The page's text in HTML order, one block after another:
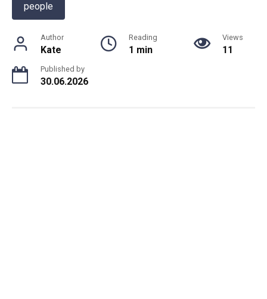
people
Author
Kate
Reading
1 min
Views
11
Published by
30.06.2026